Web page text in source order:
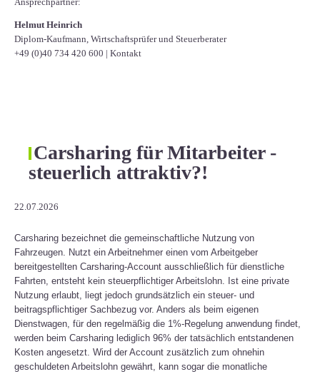
Helmut Heinrich
Diplom-Kaufmann, Wirtschaftsprüfer ​und Steuerberater
+49 (0)40 734 420 600 | Kontakt
Carsharing für Mitarbeiter -
steuerlich attraktiv?!
22.07.2026
Carsharing bezeichnet die gemeinschaftliche Nutzung von
Fahrzeugen. Nutzt ein Arbeitnehmer einen vom Arbeitgeber
bereitgestellten Carsharing-Account ausschließlich für dienstliche
Fahrten, entsteht kein steuerpflichtiger Arbeitslohn. Ist eine private
Nutzung erlaubt, liegt jedoch grundsätzlich ein steuer- und
beitragspflichtiger Sachbezug vor. Anders als beim eigenen
Dienstwagen, für den regelmäßig die 1%-Regelung anwendung findet,
werden beim Carsharing lediglich 96% der tatsächlich entstandenen
Kosten angesetzt. Wird der Account zusätzlich zum ohnehin
geschuldeten Arbeitslohn gewährt, kann sogar die monatliche